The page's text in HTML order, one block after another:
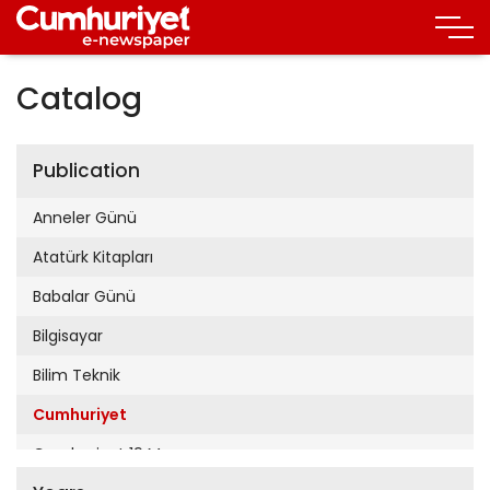
Catalog
Publication
Anneler Günü
Atatürk Kitapları
Babalar Günü
Bilgisayar
Bilim Teknik
Cumhuriyet
Cumhuriyet 19 Mayıs